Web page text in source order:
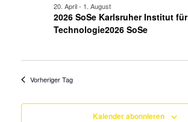
2026 SoSe Karlsruher Institut für
Technologie2026 SoSe
20. April- 1. August
Vorheriger Tag
Kalender abonnieren